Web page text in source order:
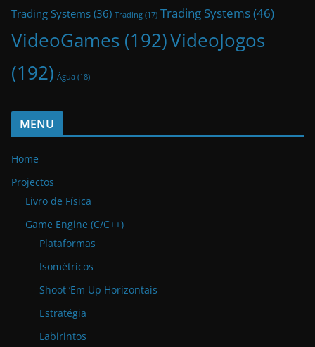
Trading Systems (36) Trading (17) Trading Systems(46)
VideoGames (192)VideoJogos
(192) Água (18)
MENU
Home
Projectos
Livro de Física
Game Engine (C/C++)
Plataformas
Isométricos
Shoot ‘Em Up Horizontais
Estratégia
Labirintos